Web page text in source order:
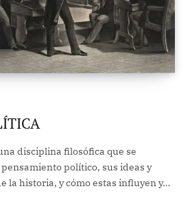
disciplina filosófica que se
político, sus ideas y
la historia, y cómo estas influyen y…